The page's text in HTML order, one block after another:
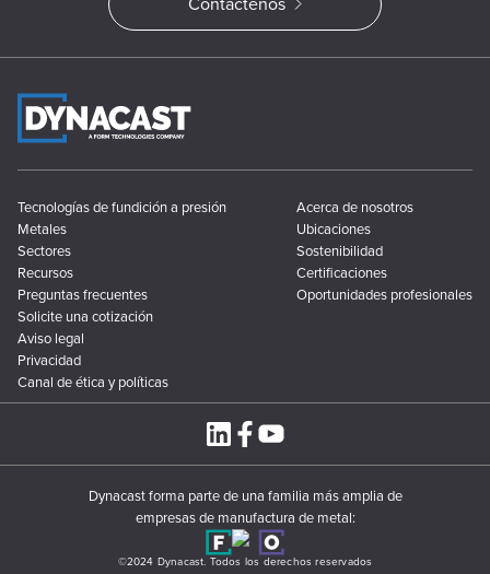
Tecnologías de fundición a presión
Metales
Sectores
Recursos
Preguntas frecuentes
Acerca de nosotros
Ubicaciones
Sostenibilidad
Certificaciones
Oportunidades profesionales
Solicite una cotización
Aviso legal
Privacidad
Canal de ética y políticas
©2024 Dynacast. Todos los derechos reservados
Dynacast forma parte de una familia más amplia de
empresas de manufactura de metal: